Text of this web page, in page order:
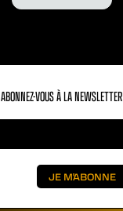
ABONNEZ-VOUS À LA NEWSLETTER